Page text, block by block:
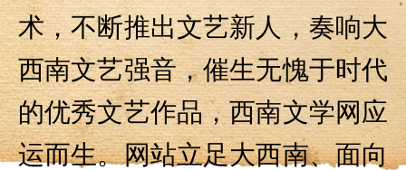
术，不断推出文艺新人，奏响大
西南文艺强音，催生无愧于时代
的优秀文艺作品，西南文学网应
运而生。网站立足大西南、面向